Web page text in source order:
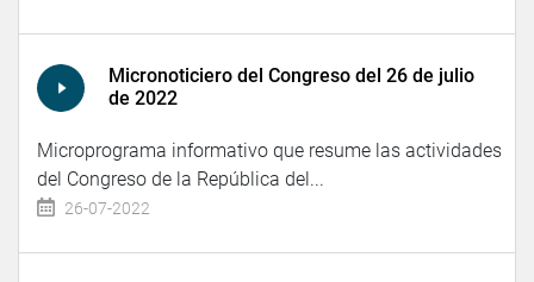
Micronoticiero del Congreso del 26 de julio
de 2022
Microprograma informativo que resume las actividades
del Congreso de la República del...
26-07-2022